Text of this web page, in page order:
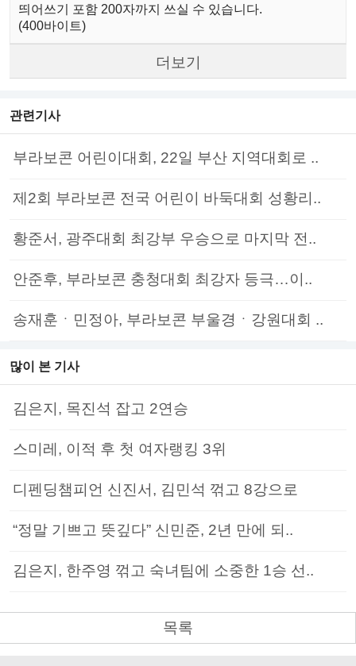
띄어쓰기 포함 200자까지 쓰실 수 있습니다.
(400바이트)
더보기
관련기사
부라보콘 어린이대회, 22일 부산 지역대회로 ..
제2회 부라보콘 전국 어린이 바둑대회 성황리..
황준서, 광주대회 최강부 우승으로 마지막 전..
안준후, 부라보콘 충청대회 최강자 등극…이..
송재훈ㆍ민정아, 부라보콘 부울경ㆍ강원대회 ..
많이 본 기사
김은지, 목진석 잡고 2연승
스미레, 이적 후 첫 여자랭킹 3위
디펜딩챔피언 신진서, 김민석 꺾고 8강으로
“정말 기쁘고 뜻깊다” 신민준, 2년 만에 되..
김은지, 한주영 꺾고 숙녀팀에 소중한 1승 선..
목록